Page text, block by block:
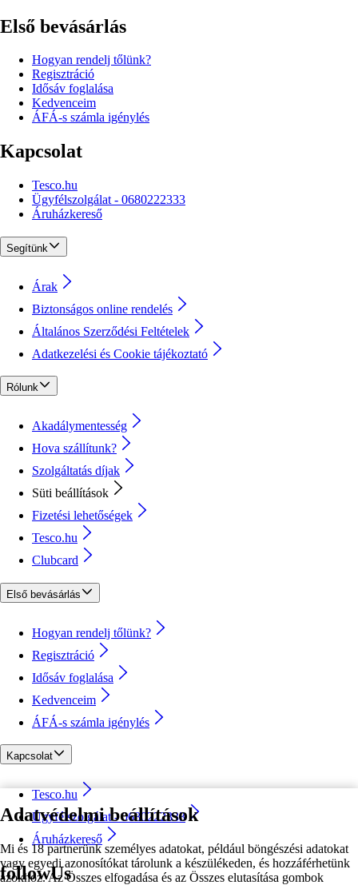
Adatvédelmi beállítások
Mi és 18 partnerünk személyes adatokat, például böngészési adatokat
vagy egyedi azonosítókat tárolunk a készülékeden, és hozzáférhetünk
azokhoz. Az Összes elfogadása és az Összes elutasítása gombok
Első bevásárlás
Hogyan rendelj tőlünk?
Regisztráció
Idősáv foglalása
Kedvenceim
ÁFÁ-s számla igénylés
Kapcsolat
Tesco.hu
Ügyfélszolgálat - 0680222333
Áruházkereső
Segítünk
Árak
Biztonságos online rendelés
Általános Szerződési Feltételek
Adatkezelési és Cookie tájékoztató
Rólunk
Akadálymentesség
Hova szállítunk?
Szolgáltatás díjak
Süti beállítások
Fizetési lehetőségek
Tesco.hu
Clubcard
Első bevásárlás
Hogyan rendelj tőlünk?
Regisztráció
Idősáv foglalása
Kedvenceim
ÁFÁ-s számla igénylés
Kapcsolat
Tesco.hu
Ügyfélszolgálat - 0680222333
Áruházkereső
followUs